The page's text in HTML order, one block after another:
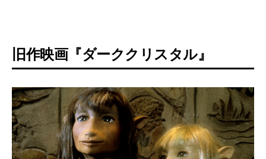
旧作映画『ダーククリスタル』